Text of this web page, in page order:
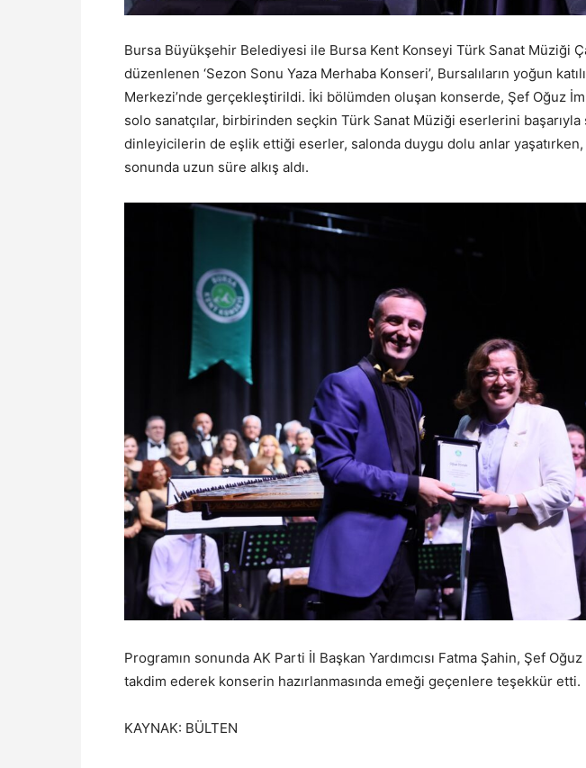
Bursa Büyükşehir Belediyesi ile Bursa Kent Konseyi Türk Sanat Müziği
düzenlenen ‘Sezon Sonu Yaza Merhaba Konseri’, Bursalıların yoğun
Merkezi’nde gerçekleştirildi. İki bölümden oluşan konserde, Şef Oğuz
solo sanatçılar, birbirinden seçkin Türk Sanat Müziği eserlerini
dinleyicilerin de eşlik ettiği eserler, salonda duygu dolu anlar yaşatırken,
sonunda uzun süre alkış aldı.
Programın sonunda AK Parti İl Başkan Yardımcısı Fatma Şahin, Şef
takdim ederek konserin hazırlanmasında emeği geçenlere teşekkür etti.
KAYNAK: BÜLTEN